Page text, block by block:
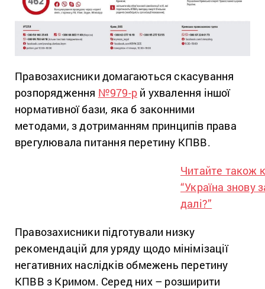
Правозахисники домагаються скасування
розпорядження №979-р й ухвалення іншої
нормативної бази, яка б законними
методами, з дотриманням принципів права
врегулювала питання перетину КПВВ.
Читайте також
“Україна
далі?”
Правозахисники підготували низку
рекомендацій для уряду щодо мінімізації
негативних наслідків обмежень перетину
КПВВ з Кримом. Серед них – розширити